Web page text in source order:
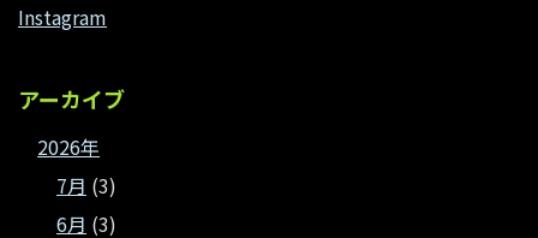
Instagram
アーカイブ
2026年
7月 (3)
6月 (3)